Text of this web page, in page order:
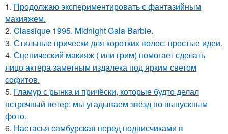
1. Продолжаю экспериментировать с фантазийным
макияжем.
2. Classique 1995. Midnight Gala Barbie.
3. Стильные прически для коротких волос: простые идеи.
4. Сценический макияж ( или грим) помогает сделать
лицо актера заметным издалека под ярким светом
софитов.
5. Гламур с рынка и причёски, которые будто делал
встречный ветер: мы угадываем звёзд по выпускным
фото.
6. Настасья самбурская перед подписчиками в